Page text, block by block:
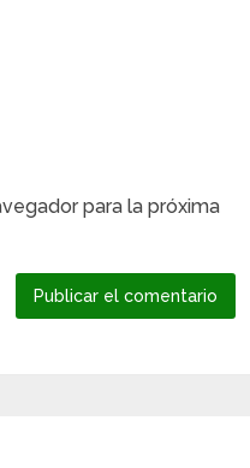
para la próxima